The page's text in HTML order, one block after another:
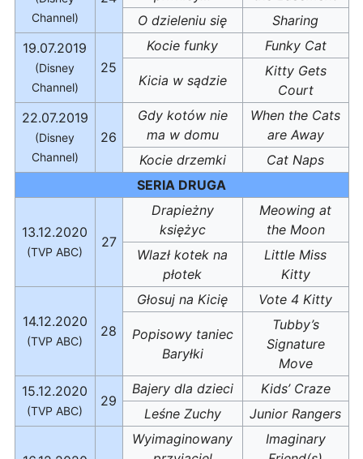
Channel)
O dzieleniu się
Sharing
19.07.2019
(Disney
Channel)
25
Kocie funky Funky Cat
Kicia w sądzie
Kitty Gets
Court
22.07.2019
(Disney
Channel)
26
Gdy kotów nie
ma w domu
When the Cats
are Away
Kocie drzemki
Cat Naps
SERIA DRUGA
13.12.2020
(TVP ABC)
27
Drapieżny
księżyc
Meowing at
the Moon
Wlazł kotek na
płotek
Little Miss
Kitty
14.12.2020
(TVP ABC)
28
Głosuj na Kicię Vote 4 Kitty
Popisowy taniec
Baryłki
Tubby’s
Signature
Move
15.12.2020
(TVP ABC)
29
Bajery dla dzieci
Kids’ Craze
Leśne Zuchy
Junior Rangers
Wyimaginowany
Imaginary